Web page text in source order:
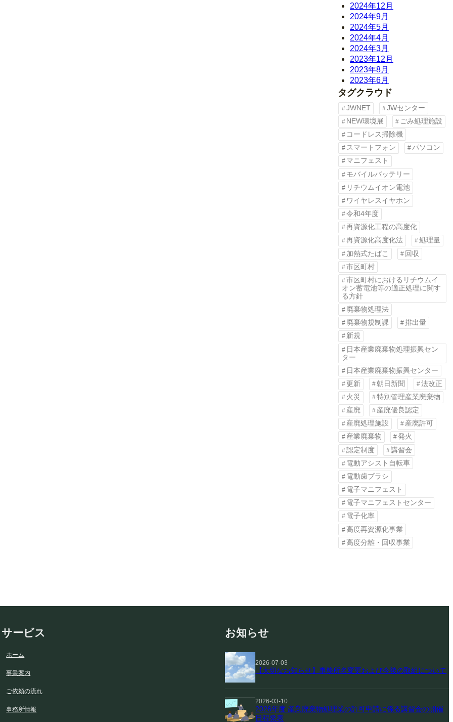
2024年12月
2024年9月
2024年5月
2024年4月
2024年3月
2023年12月
2023年8月
2023年6月
タグクラウド
JWNET
JWセンター
NEW環境展
ごみ処理施設
コードレス掃除機
スマートフォン
パソコン
マニフェスト
モバイルバッテリー
リチウムイオン電池
ワイヤレスイヤホン
令和4年度
再資源化工程の高度化
再資源化高度化法
処理量
加熱式たばこ
回収
市区町村
市区町村におけるリチウムイ
オン蓄電池等の適正処理に関す
る方針
廃棄物処理法
廃棄物規制課
排出量
新規
日本産業廃棄物処理振興セン
ター
日本産業廃棄物振興センター
更新
朝日新聞
法改正
火災
特別管理産業廃棄物
産廃
産廃優良認定
産廃処理施設
産廃許可
産業廃棄物
発火
認定制度
講習会
電動アシスト自転車
電動歯ブラシ
電子マニフェスト
電子マニフェストセンター
電子化率
高度再資源化事業
高度分離・回収事業
サービス
ホーム
事業案内
ご依頼の流れ
事務所情報
お知らせ
2026-07-03
【大切なお知らせ】事務所名変更および今後の取組について
2026-03-10
2026年度 産業廃棄物処理業の許可申請に係る講習会の開催
日程発表